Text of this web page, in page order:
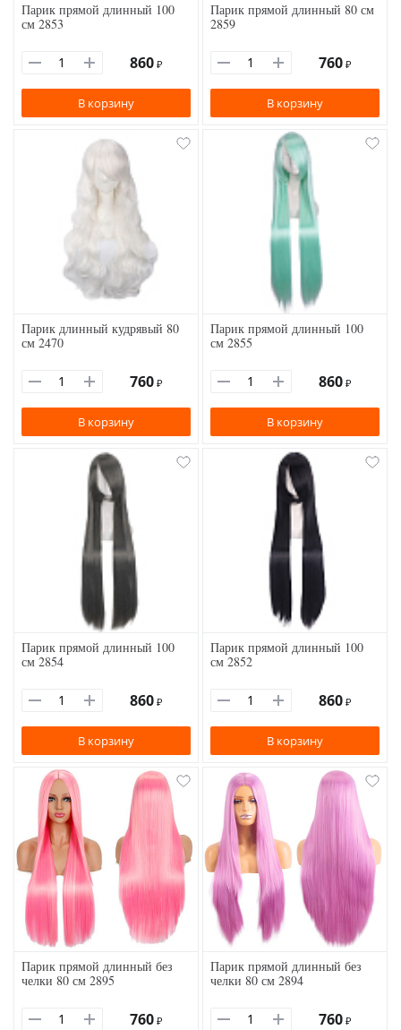
Парик прямой длинный 100
см 2853
860 ₽
В корзину
Парик прямой длинный 80 см
2859
760 ₽
В корзину
Парик длинный кудрявый 80
см 2470
760 ₽
В корзину
Парик прямой длинный 100
см 2855
860 ₽
В корзину
Парик прямой длинный 100
см 2854
860 ₽
В корзину
Парик прямой длинный 100
см 2852
860 ₽
В корзину
Парик прямой длинный без
челки 80 см 2895
760 ₽
Парик прямой длинный без
челки 80 см 2894
760 ₽